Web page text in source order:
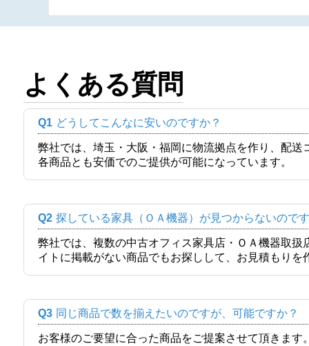
よくある質問
Q1 どうしてこんなに安いのですか？
弊社では、埼玉・大阪・福岡に物流拠点を作り、配
各商品とも安価でのご提供が可能になっています。
Q2 探している家具（ＯＡ機器）が見つからないので
弊社では、複数の中古オフィス家具店・ＯＡ機器取
イトに掲載がない商品でもお探しして、お見積もりを
Q3 同じ商品で数を揃えたいのですが、可能ですか？
お客様のご要望に合った商品をご提案させて頂きま